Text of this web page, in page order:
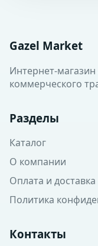
Gazel Market
Интернет-магазин
коммерческого
Разделы
Каталог
О компании
Оплата и доставка
Политика
Контакты